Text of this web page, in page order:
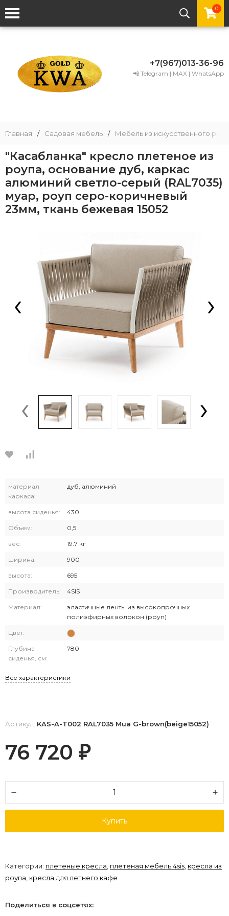
0
+7(967)013-36-96
📲 Telegram | MAX | WhatsApp
Главная / Садовая мебель / Мебель из искусственного
"Касабланка" кресло плетеное из
роупа, основание дуб, каркас
алюминий светло-серый (RAL7035)
муар, роуп серо-коричневый
23мм, ткань бежевая 15052
‹ ›
‹ ›
материал
каркаса:
дуб, алюминий
высота сиденья: 430
Объем: 0,5
вес: 19.7 кг
ширина: 900
высота: 695
Производитель: 4SIS
Материал:
эластичные ленты из высокопрочных
полиэфирных волокон (роуп)
Цвет:
Глубина
сиденья, см:
780
Все характеристики
Артикул: KAS-A-T002 RAL7035 Mua G-brown(beige15052)
76 720 ₽
Купить
Категории: плетеные кресла, плетеная мебель 4sis, кресла из
роупа, кресла для летнего кафе
Поделиться в соцсетях: